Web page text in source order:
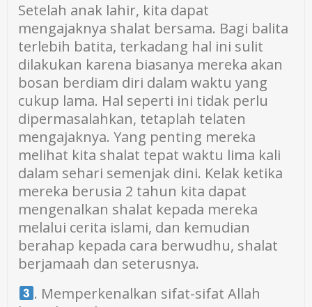
Setelah anak lahir, kita dapat
mengajaknya shalat bersama. Bagi balita
terlebih batita, terkadang hal ini sulit
dilakukan karena biasanya mereka akan
bosan berdiam diri dalam waktu yang
cukup lama. Hal seperti ini tidak perlu
dipermasalahkan, tetaplah telaten
mengajaknya. Yang penting mereka
melihat kita shalat tepat waktu lima kali
dalam sehari semenjak dini. Kelak ketika
mereka berusia 2 tahun kita dapat
mengenalkan shalat kepada mereka
melalui cerita islami, dan kemudian
berahap kepada cara berwudhu, shalat
berjamaah dan seterusnya.
. Memperkenalkan sifat-sifat Allah